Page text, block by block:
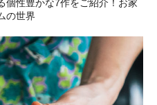
個性豊かな7作をご紹介！お家
の世界